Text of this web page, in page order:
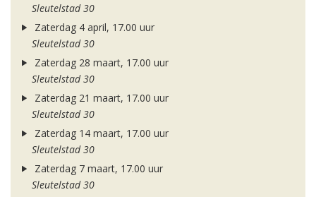
Sleutelstad 30
Zaterdag 4 april, 17.00 uur
Sleutelstad 30
Zaterdag 28 maart, 17.00 uur
Sleutelstad 30
Zaterdag 21 maart, 17.00 uur
Sleutelstad 30
Zaterdag 14 maart, 17.00 uur
Sleutelstad 30
Zaterdag 7 maart, 17.00 uur
Sleutelstad 30